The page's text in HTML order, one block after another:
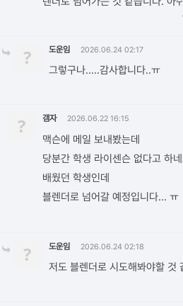
? 도운임 2026.06.24 02:17
그렇구나.....감사합니다..ㅠ
? 갬자 2026.06.22 16:15
맥슨에 메일 보내봤는데
당분간 학생 라이센슨 없다고 하
배웠던 학생인데
블렌더로 넘어갈 예정입니다... ㅠ
? 도운임 2026.06.24 02:18
저도 블렌더로 시도해봐야할 것